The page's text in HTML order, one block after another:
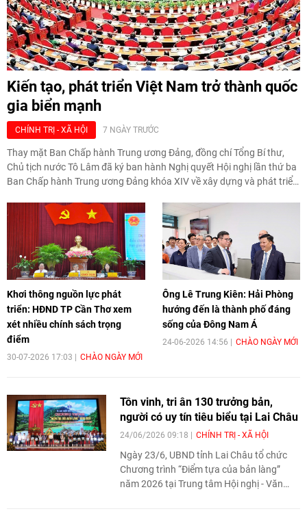
Kiến tạo, phát triển Việt Nam trở thành quốc
gia biển mạnh
7 NGÀY TRƯỚC
CHÍNH TRỊ - XÃ HỘI
Thay mặt Ban Chấp hành Trung ương Đảng, đồng chí Tổng Bí thư,
Chủ tịch nước Tô Lâm đã ký ban hành Nghị quyết Hội nghị lần thứ ba
Ban Chấp hành Trung ương Đảng khóa XIV về xây dựng và phát triển
ngày 28/7/2026).
Khơi thông nguồn lực phát
triển: HĐND TP Cần Thơ xem
xét nhiều chính sách trọng
điểm
30-07-2026 17:03 CHÀO NGÀY MỚI
Ông Lê Trung Kiên: Hải Phòng
hướng đến là thành phố đáng
sống của Đông Nam Á
24-06-2026 14:56 CHÀO NGÀY MỚI
Tôn vinh, tri ân 130 trưởng bản,
người có uy tín tiêu biểu tại Lai Châu
24/06/2026 09:18 CHÍNH TRỊ - XÃ HỘI
Ngày 23/6, UBND tỉnh Lai Châu tổ chức
Chương trình “Điểm tựa của bản làng”
năm 2026 tại Trung tâm Hội nghị - Văn